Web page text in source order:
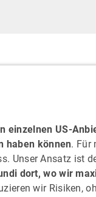
einzelnen US-
haben können. Für
Unser Ansatz ist
dort, wo wir
wir Risiken,